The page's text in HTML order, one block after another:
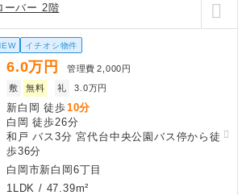
ーバー 2階
イチオシ物件
6.0万円 管理費 2,000円
敷
無料 礼 3.0万円
新白岡 徒歩10分
白岡 徒歩26分
和戸 バス3分 宮代台中央公園バス停から徒
歩36分
白岡市新白岡6丁目
1LDK / 47.39m²